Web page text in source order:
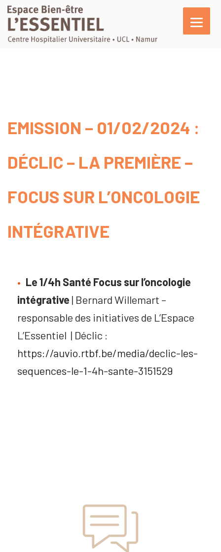
EMISSION – 01/02/2024 :
DÉCLIC – LA PREMIÈRE –
FOCUS SUR L’ONCOLOGIE
INTÉGRATIVE
Le 1/4h Santé Focus sur l’oncologie
intégrative | Bernard Willemart –
responsable des initiatives de L’Espace
L’Essentiel | Déclic :
https://auvio.rtbf.be/media/declic-les-
sequences-le-1-4h-sante-3151529
Actualités
Témoignages
Nous soutenir